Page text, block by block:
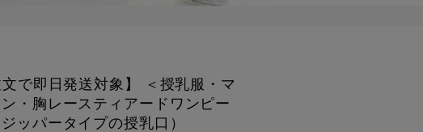
文で即日発送対象】 ＜授乳服・マ
・胸レースティアードワンピー
ッパータイプの授乳口）